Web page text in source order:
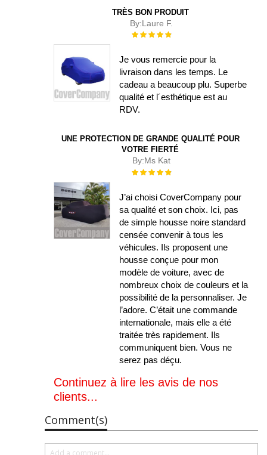
TRÈS BON PRODUIT
By:Laure F.
Évaluation :
Je vous remercie pour la
livraison dans les temps. Le
cadeau a beaucoup plu. Superbe
qualité et l´esthétique est au
RDV.
UNE PROTECTION DE GRANDE QUALITÉ POUR
VOTRE FIERTÉ
By:Ms Kat
Évaluation :
J’ai choisi CoverCompany pour
sa qualité et son choix. Ici, pas
de simple housse noire standard
censée convenir à tous les
véhicules. Ils proposent une
housse conçue pour mon
modèle de voiture, avec de
nombreux choix de couleurs et la
possibilité de la personnaliser. Je
l’adore. C’était une commande
internationale, mais elle a été
traitée très rapidement. Ils
communiquent bien. Vous ne
serez pas déçu.
Continuez à lire les avis de nos
clients...
Comment(s)